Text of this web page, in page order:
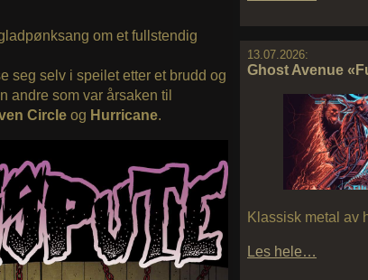
13.07.2026:
Ghost Avenue
Klassisk metal av
Les hele…
om et fullstendig
seg selv i speilet etter et brudd og
andre som var årsaken til
Circleog Hurricane.